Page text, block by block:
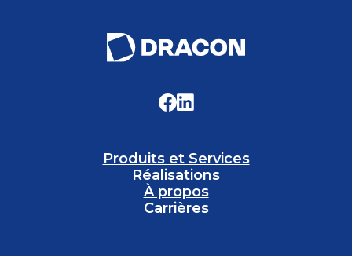
Produits et Services
Réalisations
À propos
Carrières